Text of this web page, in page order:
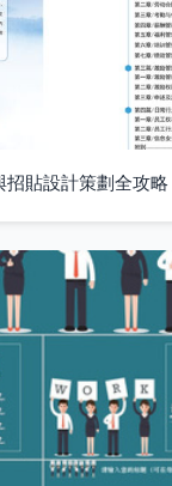
貼設計策劃全攻略